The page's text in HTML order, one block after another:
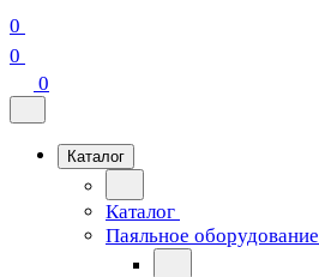
0
0
0
Каталог
Каталог
Паяльное оборудование